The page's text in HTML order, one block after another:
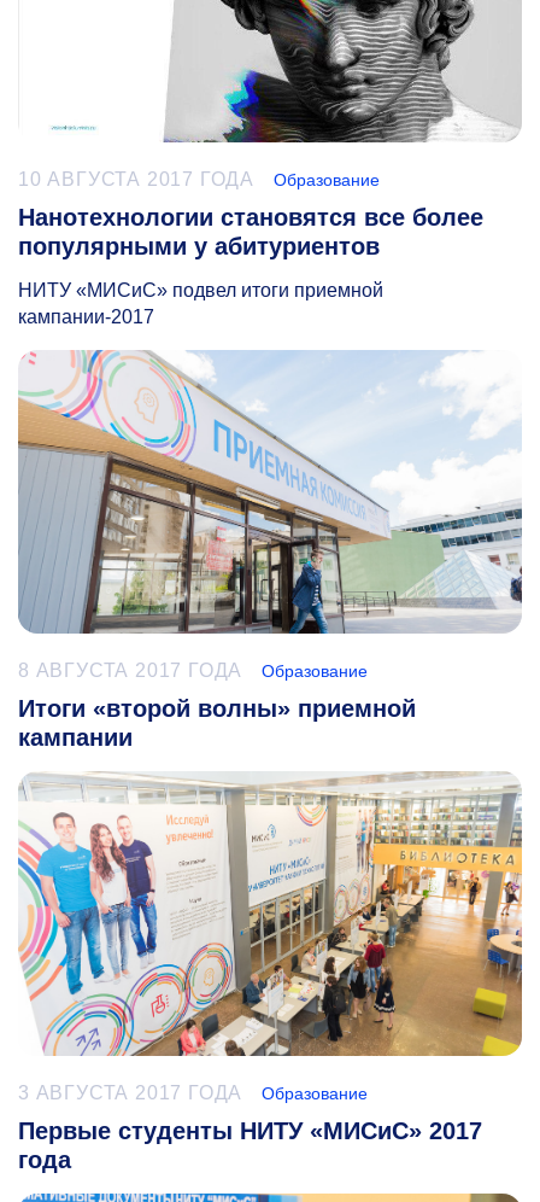
10 АВГУСТА 2017 ГОДА Образование
Нанотехнологии становятся все более
популярными у абитуриентов
НИТУ «МИСиС» подвел итоги приемной
кампании-2017
8 АВГУСТА 2017 ГОДА Образование
Итоги «второй волны» приемной
кампании
3 АВГУСТА 2017 ГОДА Образование
Первые студенты НИТУ «МИСиС» 2017
года